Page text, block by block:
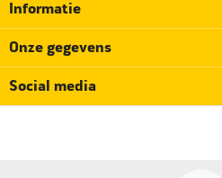
Informatie
Onze gegevens
Social media